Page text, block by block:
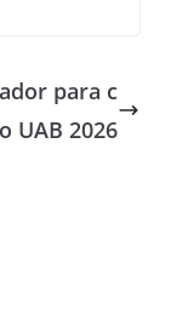
para c
UAB 2026